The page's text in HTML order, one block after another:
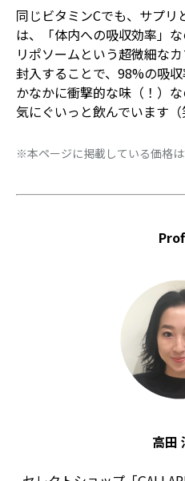
同じビタミンCでも、サプ
は、「体内への吸収効率」
リポソームという超微細な
封入することで、98%の吸
かなかに衝撃的な味（！）
気にぐいっと飲んでいます（
※本ページに掲載している価格は
高田